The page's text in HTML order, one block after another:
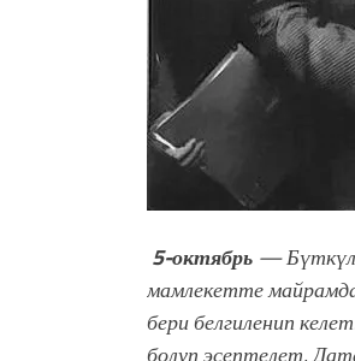
5-октябрь — Бүткүл
мамлекетте
бери белгиленип
болуп эсептелет.